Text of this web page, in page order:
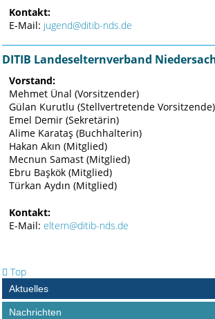
Kontakt:
E-Mail: jugend@ditib-nds.de
DITIB Landeselternverband
Vorstand:
Mehmet Ünal (Vorsitzender)
Gülan Kurutlu (Stellvertretende Vorsitzende)
Emel Demir (Sekretärin)
Alime Karataş (Buchhalterin)
Hakan Akın (Mitglied)
Mecnun Samast (Mitglied)
Ebru Başkök (Mitglied)
Türkan Aydın (Mitglied)
Kontakt:
E-Mail:eltern@ditib-nds.de
Top
Aktuelles
Nachrichten